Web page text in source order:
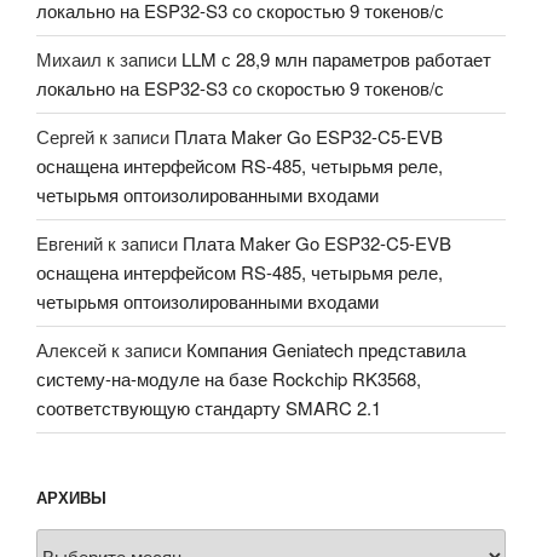
локально на ESP32-S3 со скоростью 9 токенов/с
Михаил к записи LLM с 28,9 млн параметров работает
локально на ESP32-S3 со скоростью 9 токенов/с
Сергей к записи Плата Maker Go ESP32-C5-EVB
оснащена интерфейсом RS-485, четырьмя реле,
четырьмя оптоизолированными входами
Евгений к записи Плата Maker Go ESP32-C5-EVB
оснащена интерфейсом RS-485, четырьмя реле,
четырьмя оптоизолированными входами
Алексей к записи Компания Geniatech представила
систему-на-модуле на базе Rockchip RK3568,
соответствующую стандарту SMARC 2.1
АРХИВЫ